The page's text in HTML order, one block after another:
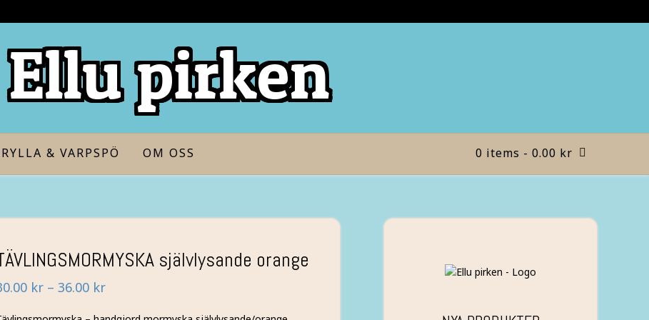
Ellu pirken
& VARPSPÖ OM OSS 0 items - 0.00 kr
självlysande orange
kr – 36.00 krPrisintervall: